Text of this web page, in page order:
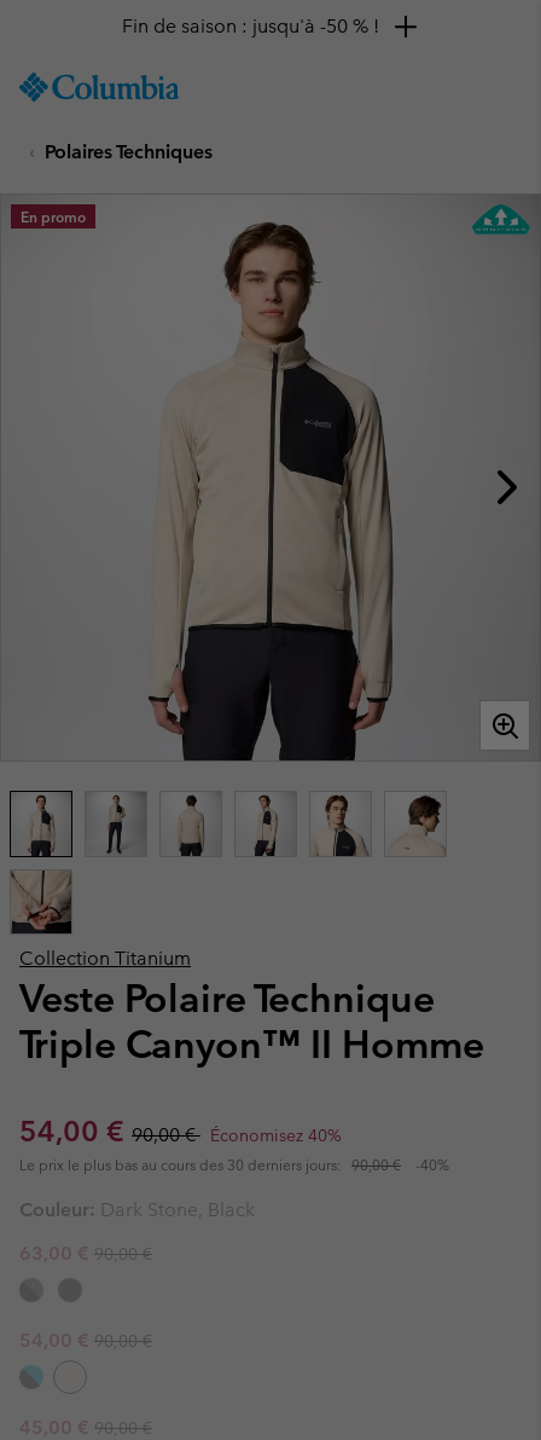
TO
SKIP
MAIN
NAV
Fin de saison : jusqu'à -50 % !
Polaires Techniques
Collection Titanium
Veste Polaire Technique
Triple Canyon™ II Homme
Sale price:
54,00 € Regular price:
90,00 € Économisez 40%
Le prix le plus bas au cours des 30 derniers jours: 90,00 € -40%
En promo
Couleur: Dark Stone, Black
Sale price:
63,00 € Regular price:
90,00 €
Sale price:
54,00 € Regular price:
90,00 €
Sale price:
45,00 € Regular price:
90,00 €